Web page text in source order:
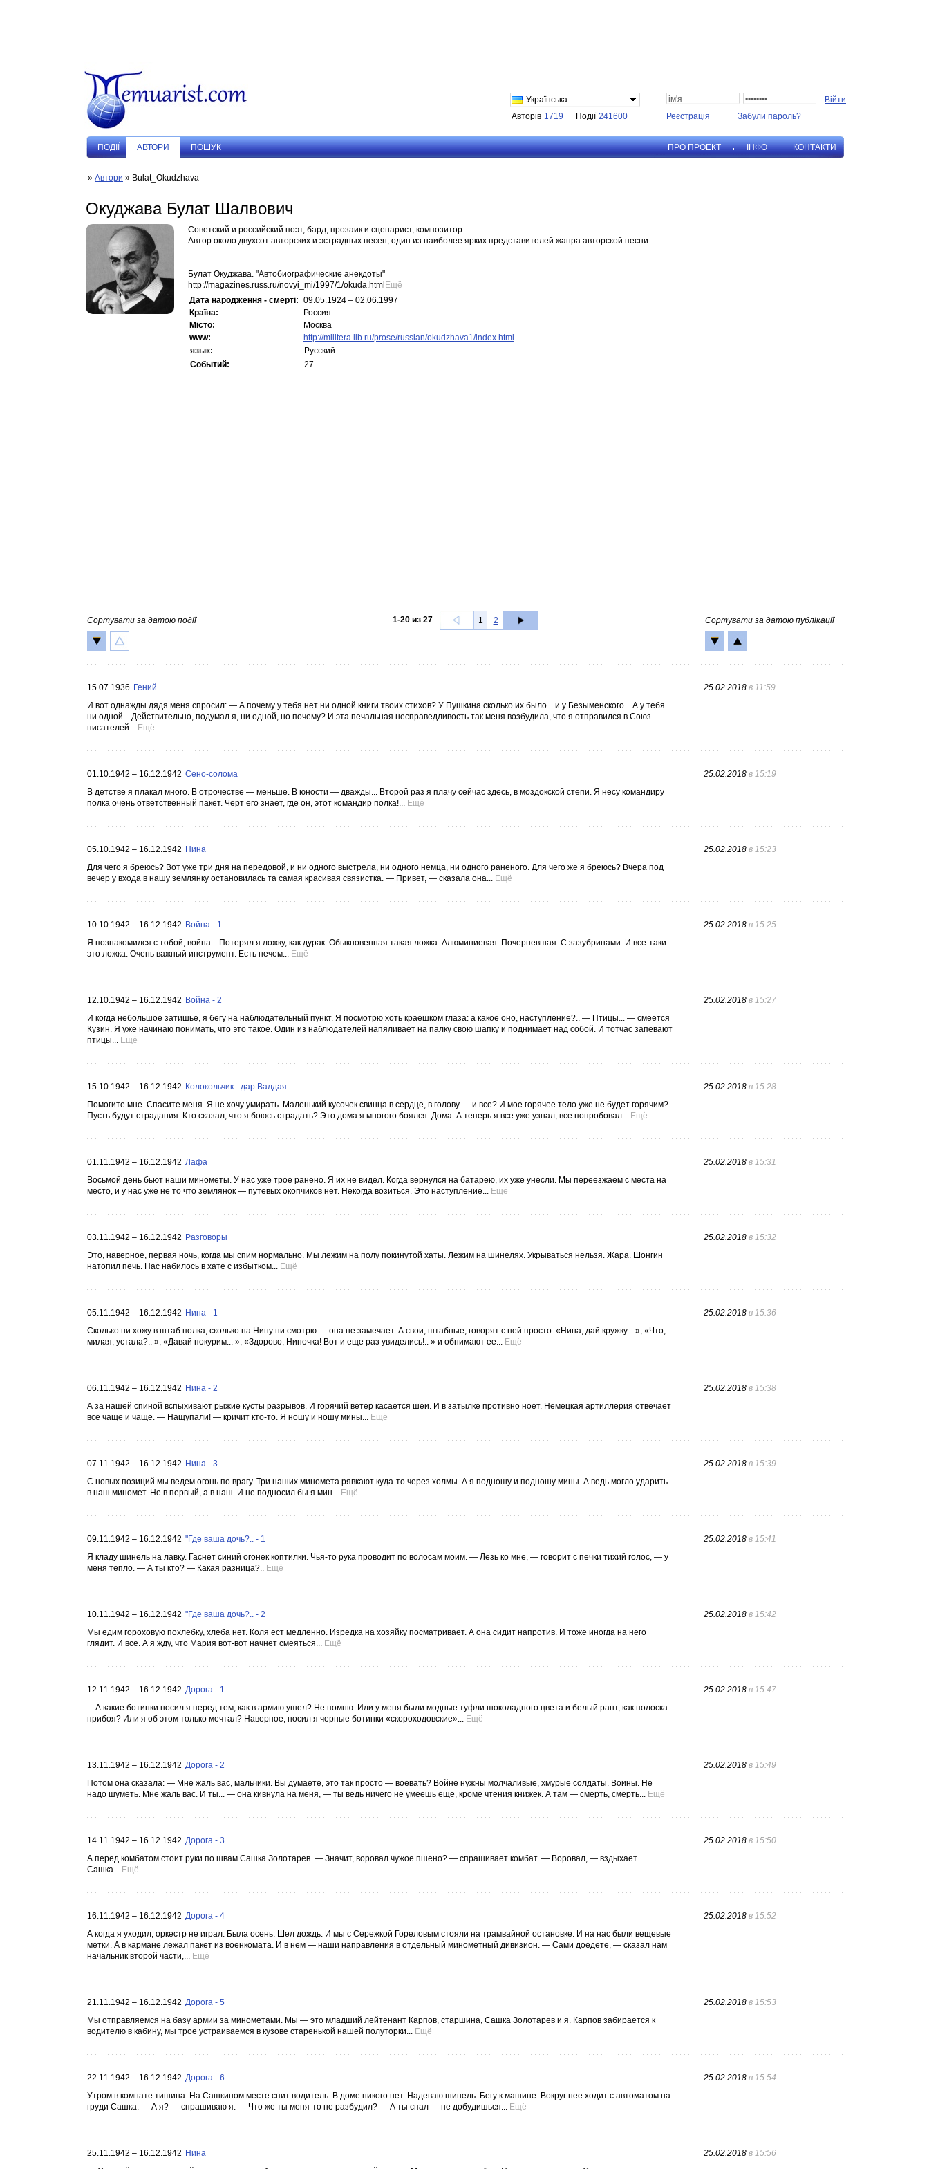
Українська
Авторів 1719 Події 241600 Реєстрація Забули пароль?
ПОДIЇ АВТОРИ ПОШУК ПРО ПРОЕКТ IНФО КОНТАКТИ
» Автори » Bulat_Okudzhava
Окуджава Булат Шалвович
Cоветский и российский поэт, бард, прозаик и сценарист, композитор.
Автор около двухсот авторских и эстрадных песен, один из наиболее ярких представителей жанра авторской песни.
Булат Окуджава. "Автобиографические анекдоты"
http://magazines.russ.ru/novyi_mi/1997/1/okuda.html Ещё
Дата народження - смерті: 09.05.1924 – 02.06.1997
Країна:
Россия
Місто:
Москва
www:
http://militera.lib.ru/prose/russian/okudzhava1/index.html
язык:
Русский
Событий:
27
Сортувати за датою події 1-20из 27 1 2 Сортувати за датою публікації
15.07.1936 Гений
И вот однажды дядя меня спросил: — А почему у тебя нет ни одной книги твоих стихов? У Пушкина сколько их было... и у Безыменского... А у тебя
ни одной... Действительно, подумал я, ни одной, но почему? И эта печальная несправедливость так меня возбудила, что я отправился в Союз
писателей... Ещё
25.02.2018 в 11:59
01.10.1942 – 16.12.1942 Сено-солома
В детстве я плакал много. В отрочестве — меньше. В юности — дважды... Второй раз я плачу сейчас здесь, в моздокской степи. Я несу командиру
полка очень ответственный пакет. Черт его знает, где он, этот командир полка!... Ещё
25.02.2018 в 15:19
05.10.1942 – 16.12.1942 Нина
Для чего я бреюсь? Вот уже три дня на передовой, и ни одного выстрела, ни одного немца, ни одного раненого. Для чего же я бреюсь? Вчера под
вечер у входа в нашу землянку остановилась та самая красивая связистка. — Привет, — сказала она... Ещё
25.02.2018 в 15:23
10.10.1942 – 16.12.1942 Война - 1
Я познакомился с тобой, война... Потерял я ложку, как дурак. Обыкновенная такая ложка. Алюминиевая. Почерневшая. С зазубринами. И все-таки
это ложка. Очень важный инструмент. Есть нечем... Ещё
25.02.2018 в 15:25
12.10.1942 – 16.12.1942 Война - 2
И когда небольшое затишье, я бегу на наблюдательный пункт. Я посмотрю хоть краешком глаза: а какое оно, наступление?.. — Птицы... — смеется
Кузин. Я уже начинаю понимать, что это такое. Один из наблюдателей напяливает на палку свою шапку и поднимает над собой. И тотчас запевают
птицы... Ещё
25.02.2018 в 15:27
15.10.1942 – 16.12.1942 Колокольчик - дар Валдая
Помогите мне. Спасите меня. Я не хочу умирать. Маленький кусочек свинца в сердце, в голову — и все? И мое горячее тело уже не будет горячим?..
Пусть будут страдания. Кто сказал, что я боюсь страдать? Это дома я многого боялся. Дома. А теперь я все уже узнал, все попробовал... Ещё
25.02.2018 в 15:28
01.11.1942 – 16.12.1942 Лафа
Восьмой день бьют наши минометы. У нас уже трое ранено. Я их не видел. Когда вернулся на батарею, их уже унесли. Мы переезжаем с места на
место, и у нас уже не то что землянок — путевых окопчиков нет. Некогда возиться. Это наступление... Ещё
25.02.2018 в 15:31
03.11.1942 – 16.12.1942 Разговоры
Это, наверное, первая ночь, когда мы спим нормально. Мы лежим на полу покинутой хаты. Лежим на шинелях. Укрываться нельзя. Жара. Шонгин
натопил печь. Нас набилось в хате с избытком... Ещё
25.02.2018 в 15:32
05.11.1942 – 16.12.1942 Нина - 1
Сколько ни хожу в штаб полка, сколько на Нину ни смотрю — она не замечает. А свои, штабные, говорят с ней просто: «Нина, дай кружку... », «Что,
милая, устала?.. », «Давай покурим... », «Здорово, Ниночка! Вот и еще раз увиделись!.. » и обнимают ее... Ещё
25.02.2018 в 15:36
06.11.1942 – 16.12.1942 Нина - 2
А за нашей спиной вспыхивают рыжие кусты разрывов. И горячий ветер касается шеи. И в затылке противно ноет. Немецкая артиллерия отвечает
все чаще и чаще. — Нащупали! — кричит кто-то. Я ношу и ношу мины... Ещё
25.02.2018 в 15:38
07.11.1942 – 16.12.1942 Нина - 3
С новых позиций мы ведем огонь по врагу. Три наших миномета рявкают куда-то через холмы. А я подношу и подношу мины. А ведь могло ударить
в наш миномет. Не в первый, а в наш. И не подносил бы я мин... Ещё
25.02.2018 в 15:39
09.11.1942 – 16.12.1942 "Где ваша дочь?.. - 1
Я кладу шинель на лавку. Гаснет синий огонек коптилки. Чья-то рука проводит по волосам моим. — Лезь ко мне, — говорит с печки тихий голос, — у
меня тепло. — А ты кто? — Какая разница?.. Ещё
25.02.2018 в 15:41
10.11.1942 – 16.12.1942 "Где ваша дочь?.. - 2
Мы едим гороховую похлебку, хлеба нет. Коля ест медленно. Изредка на хозяйку посматривает. А она сидит напротив. И тоже иногда на него
глядит. И все. А я жду, что Мария вот-вот начнет смеяться... Ещё
25.02.2018 в 15:42
12.11.1942 – 16.12.1942 Дорога - 1
... А какие ботинки носил я перед тем, как в армию ушел? Не помню. Или у меня были модные туфли шоколадного цвета и белый рант, как полоска
прибоя? Или я об этом только мечтал? Наверное, носил я черные ботинки «скороходовские»... Ещё
25.02.2018 в 15:47
13.11.1942 – 16.12.1942 Дорога - 2
Потом она сказала: — Мне жаль вас, мальчики. Вы думаете, это так просто — воевать? Войне нужны молчаливые, хмурые солдаты. Воины. Не
надо шуметь. Мне жаль вас. И ты... — она кивнула на меня, — ты ведь ничего не умеешь еще, кроме чтения книжек. А там — смерть, смерть... Ещё
25.02.2018 в 15:49
14.11.1942 – 16.12.1942 Дорога - 3
А перед комбатом стоит руки по швам Сашка Золотарев. — Значит, воровал чужое пшено? — спрашивает комбат. — Воровал, — вздыхает
Сашка... Ещё
25.02.2018 в 15:50
16.11.1942 – 16.12.1942 Дорога - 4
А когда я уходил, оркестр не играл. Была осень. Шел дождь. И мы с Сережкой Гореловым стояли на трамвайной остановке. И на нас были вещевые
метки. А в кармане лежал пакет из военкомата. И в нем — наши направления в отдельный минометный дивизион. — Сами доедете, — сказал нам
начальник второй части,... Ещё
25.02.2018 в 15:52
21.11.1942 – 16.12.1942 Дорога - 5
Мы отправляемся на базу армии за минометами. Мы — это младший лейтенант Карпов, старшина, Сашка Золотарев и я. Карпов забирается к
водителю в кабину, мы трое устраиваемся в кузове старенькой нашей полуторки... Ещё
25.02.2018 в 15:53
22.11.1942 – 16.12.1942 Дорога - 6
Утром в комнате тишина. На Сашкином месте спит водитель. В доме никого нет. Надеваю шинель. Бегу к машине. Вокруг нее ходит с автоматом на
груди Сашка. — А я? — спрашиваю я. — Что же ты меня-то не разбудил? — А ты спал — не добудишься... Ещё
25.02.2018 в 15:54
25.11.1942 – 16.12.1942 Нина
25.02.2018 в 15:56